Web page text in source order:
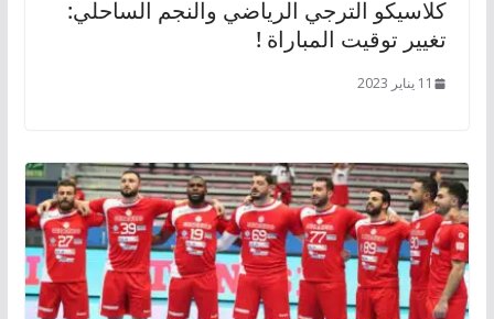
كلاسيكو الترجي الرياضي والنجم الساحلي:
تغيير توقيت المباراة !
11 يناير 2023